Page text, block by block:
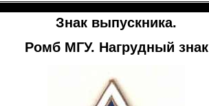
Знак выпускника.
Ромб МГУ. Нагрудный знак